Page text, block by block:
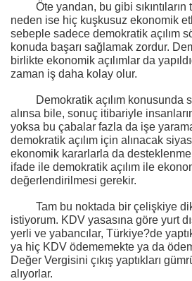
Öte yandan, bu gibi
neden ise hiç kuşkusuz ekonomik
sebeple sadece demokratik açılım
konuda başarı sağlamak zordur.
birlikte ekonomik açılımlar da
zaman iş daha kolay olur.
Demokratik açılım konusunda
alınsa bile, sonuç itibariyle
yoksa bu çabalar fazla da işe
demokratik açılım için alınacak
ekonomik kararlarla da
ifade ile demokratik açılım ile
değerlendirilmesi gerekir.
Tam bu noktada bir çelişkiye
istiyorum. KDV yasasına göre yurt
yerli ve yabancılar, Türkiye?de
ya hiç KDV ödememekte ya da
Değer Vergisini çıkış yaptıkları
alıyorlar.